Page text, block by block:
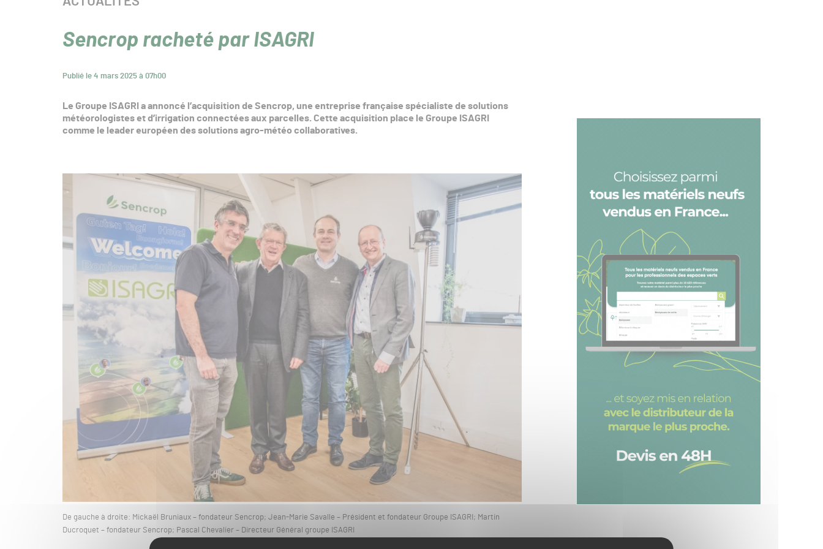
Sencrop racheté par ISAGRI
Publié le 4 mars 2025 à 07h00
Le Groupe ISAGRI a annoncé l’acquisition de Sencrop, une entreprise française spécialiste de solutions
météorologistes et d’irrigation connectées aux parcelles. Cette acquisition place le Groupe ISAGRI
comme le leader européen des solutions agro-météo collaboratives.
De gauche à droite: Mickaël Bruniaux – fondateur Sencrop; Jean-Marie Savalle – Président et fondateur Groupe ISAGRI; Martin
Ducroquet – fondateur Sencrop; Pascal Chevalier – Directeur Général groupe ISAGRI